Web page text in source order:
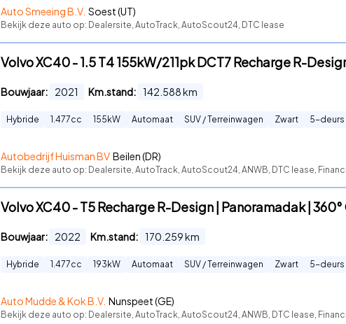
Auto Smeeing B.V. Soest (UT)
Bekijk deze auto op: Dealersite, AutoTrack, AutoScout24, DTC lease
Volvo XC40 - 1.5 T4 155kW/211pk DCT7 Recharge R-
Bouwjaar: 2021 Km.stand: 142.588km
Hybride 1.477cc 155 kW Automaat SUV / Terreinwagen Zwart 5-deurs
Autobedrijf Huisman BV Beilen (DR)
Bekijk deze auto op: Dealersite, AutoTrack, AutoScout24, ANWB, DTC lease,
Volvo XC40 - T5 Recharge R-Design | Panoramadak |
Bouwjaar: 2022 Km.stand: 170.259km
Hybride 1.477cc 193 kW Automaat SUV / Terreinwagen Zwart 5-deurs
Auto Mudde & Kok B.V. Nunspeet (GE)
Bekijk deze auto op: Dealersite, AutoTrack, AutoScout24, ANWB, DTC lease,